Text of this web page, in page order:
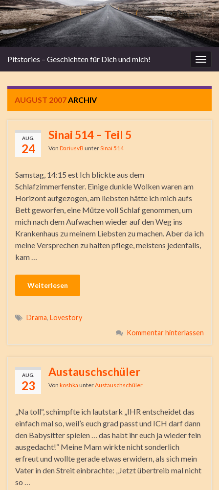
Pitstories – Geschichten für Dich und mich!
AUGUST 2007 ARCHIV
AUG.
24
Sinai 514 – Teil 5
Von DariusvB unterSinai 514
Samstag, 14:15 est Ich blickte aus dem
Schlafzimmerfenster. Einige dunkle Wolken waren am
Horizont aufgezogen, am liebsten hätte ich mich aufs
Bett geworfen, eine Mütze voll Schlaf genommen, um
mich nach dem Aufwachen wieder auf den Weg ins
Krankenhaus zu meinem Liebsten zu machen. Aber da ich
meine Versprechen zu halten pflege, meistens jedenfalls,
kam …
Weiterlesen
Drama, Lovestory
Kommentar hinterlassen
AUG.
23
Austauschschüler
Von koshka unterAustauschschüler
„Na toll“, schimpfte ich lautstark „IHR entscheidet das
einfach mal so, weil’s euch grad passt und ICH darf dann
den Babysitter spielen … das habt ihr euch ja wieder fein
ausgedacht!“ Meine Mam wirkte nicht sonderlich
erfreut und wollte gerade etwas erwidern, als sich mein
Vater in den Streit einbrachte: „Jetzt übertreib mal nicht
so …